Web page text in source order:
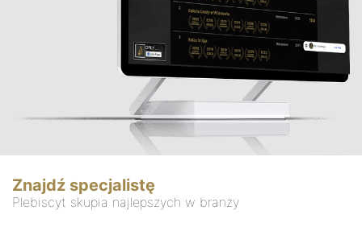
Znajdź specjalistę
Plebiscyt skupia najlepszych w branży